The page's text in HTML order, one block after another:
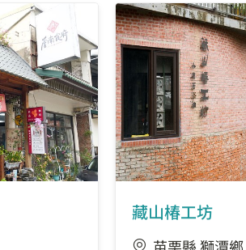
藏山椿工坊
苗栗縣 獅潭鄉